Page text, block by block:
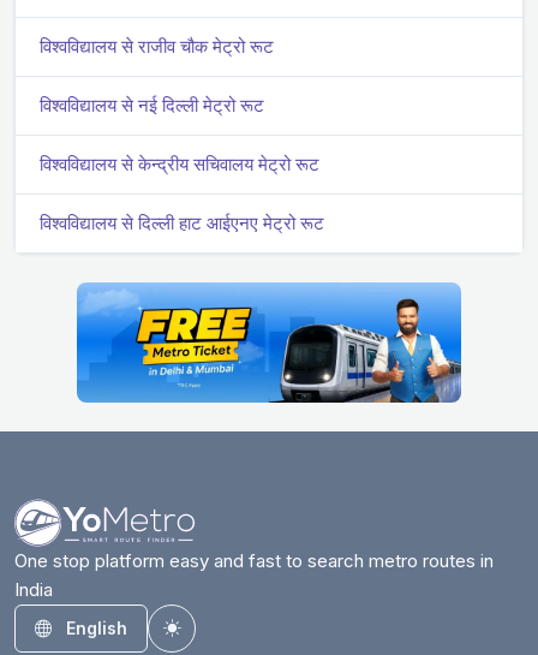
विश्वविद्यालय से राजीव चौक मेट्रो रूट
विश्वविद्यालय से नई दिल्ली मेट्रो रूट
विश्वविद्यालय से केन्द्रीय सचिवालय मेट्रो रूट
विश्वविद्यालय से दिल्ली हाट आईएनए मेट्रो रूट
One stop platform easy and fast to search metro routes in
India
English
Toggle theme